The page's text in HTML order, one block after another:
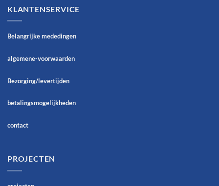
KLANTENSERVICE
Belangrijke mededingen
algemene-voorwaarden
Bezorging/levertijden
betalingsmogelijkheden
contact
PROJECTEN